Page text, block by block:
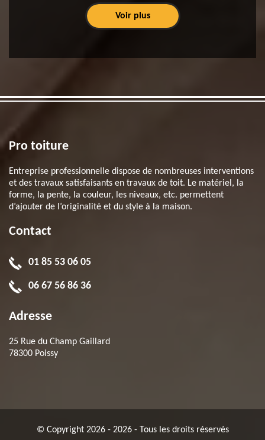
Voir plus
Pro toiture
Entreprise professionnelle dispose de nombreuses interventions
et des travaux satisfaisants en travaux de toit. Le matériel, la
forme, la pente, la couleur, les niveaux, etc. permettent
d’ajouter de l’originalité et du style à la maison.
Contact
01 85 53 06 05
06 67 56 86 36
Adresse
25 Rue du Champ Gaillard
78300 Poissy
© Copyright 2026 - 2026 - Tous les droits réservés